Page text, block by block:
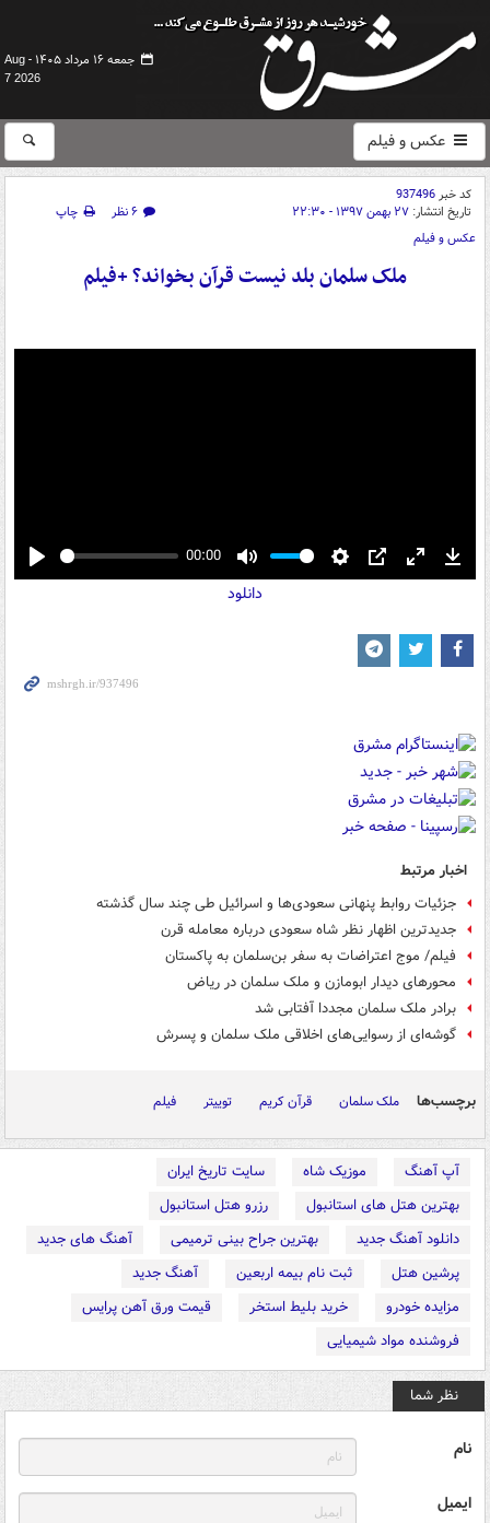
جمعه ۱۶ مرداد ۱۴۰۵ -
Aug
7 2026
عکس و فیلم
کد خبر937496
تاریخ انتشار: ۲۷ بهمن ۱۳۹۷ - ۲۲:۳۰ ۶ نظر
چاپ
عکس و فیلم
ملک سلمان بلد نیست قرآن بخواند؟ +فیلم
Play
00:00
Mute Settings
PIP Enter
دانلود
اخبار مرتبط
جزئیات روابط پنهانی سعودی‌ها و اسرائیل طی چند سال گذشته
جدیدترین اظهار نظر شاه سعودی درباره معامله قرن
فیلم/ موج اعتراضات به سفر بن‌سلمان به پاکستان
محورهای دیدار ابومازن و ملک سلمان در ریاض
برادر ملک سلمان مجددا آفتابی شد
گوشه‌ای از رسوایی‌های اخلاقی ملک سلمان و پسرش
برچسب‌ها ملک سلمان قرآن کریم توییتر فیلم
آپ آهنگ موزیک شاه
سایت تاریخ ایران
بهترین هتل های استانبول
رزرو هتل استانبول
دانلود آهنگ جدید
بهترین جراح بینی ترمیمی
آهنگ های جدید
پرشین هتل
ثبت نام بیمه اربعین
آهنگ جدید
مزایده خودرو
خرید بلیط استخر
قیمت ورق آهن پرایس
فروشنده مواد شیمیایی
نظر شما
نام
ایمیل